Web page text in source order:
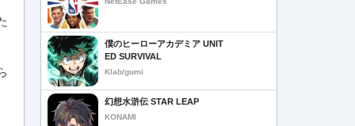
僕のヒーローアカデミア UNIT
ED SURVIVAL
Klab/gumi
幻想水滸伝 STAR LEAP
KONAMI